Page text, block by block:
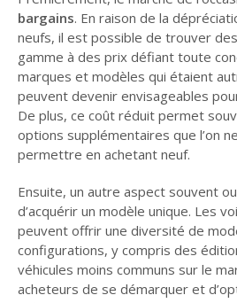
bargains. En raison de la
neufs, il est possible de trouver
gamme à des prix défiant toute
marques et modèles qui étaient
peuvent devenir envisageables
De plus, ce coût réduit permet
options supplémentaires que l’on
permettre en achetant neuf.
Ensuite, un autre aspect souvent
d’acquérir un modèle unique. Les
peuvent offrir une diversité de
configurations, y compris des
véhicules moins communs sur le
acheteurs de se démarquer et